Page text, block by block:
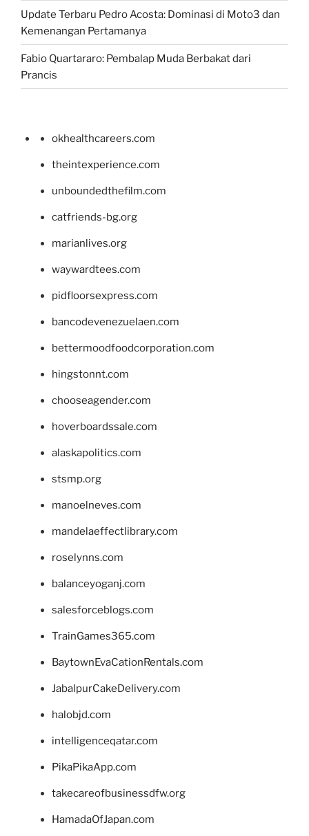
Update Terbaru Pedro Acosta: Dominasi di Moto3 dan
Kemenangan Pertamanya
Fabio Quartararo: Pembalap Muda Berbakat dari
Prancis
okhealthcareers.com
theintexperience.com
unboundedthefilm.com
catfriends-bg.org
marianlives.org
waywardtees.com
pidfloorsexpress.com
bancodevenezuelaen.com
bettermoodfoodcorporation.com
hingstonnt.com
chooseagender.com
hoverboardssale.com
alaskapolitics.com
stsmp.org
manoelneves.com
mandelaeffectlibrary.com
roselynns.com
balanceyoganj.com
salesforceblogs.com
TrainGames365.com
BaytownEvaCationRentals.com
JabalpurCakeDelivery.com
halobjd.com
intelligenceqatar.com
PikaPikaApp.com
takecareofbusinessdfw.org
HamadaOfJapan.com